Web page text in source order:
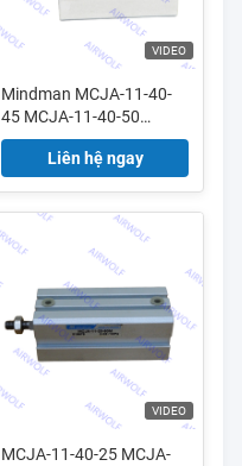
VIDEO
Mindman MCJA-11-40-
45 MCJA-11-40-50
MCJA-11-40-75 MCJA-
11-40-100 Máy bơm nhỏ
Liên hệ ngay
VIDEO
MCJA-11-40-25 MCJA-